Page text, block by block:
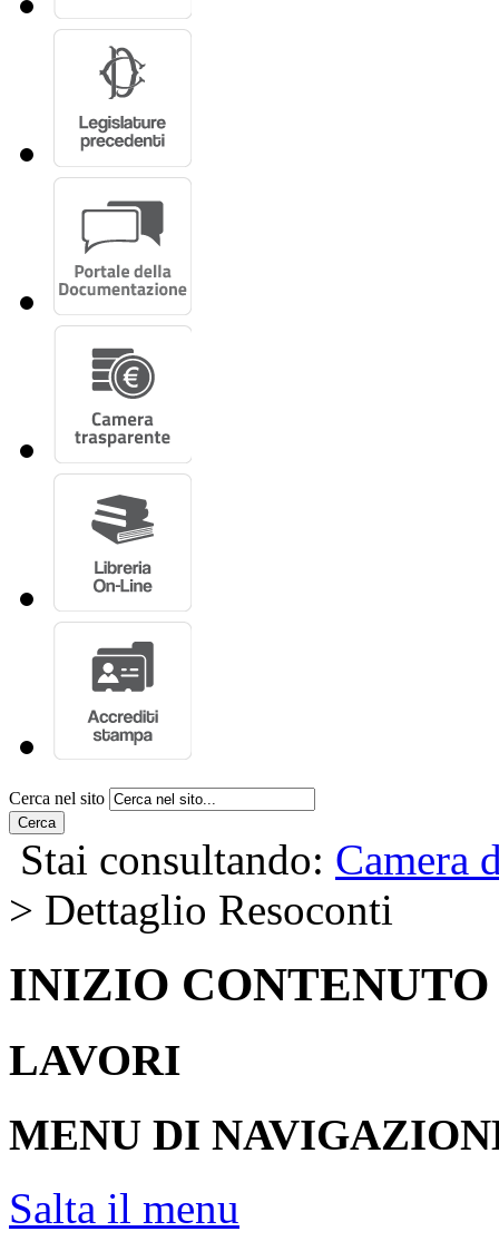
Cerca nel sito
Cerca
Stai consultando: Camera
> Dettaglio Resoconti
INIZIO CONTENUTO
LAVORI
MENU DI
Salta il menu